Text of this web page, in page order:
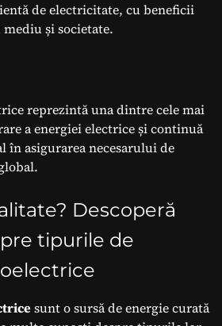
de electricitate, cu beneficii
și societate.
reprezintă una dintre cele mai
a energiei electrice și continuă
în asigurarea necesarului de
Descoperă
tipurile de
sunt o sursă de energie curată